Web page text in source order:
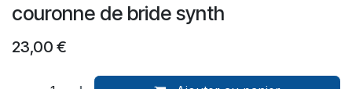
couronne de bride synth
23,00 €